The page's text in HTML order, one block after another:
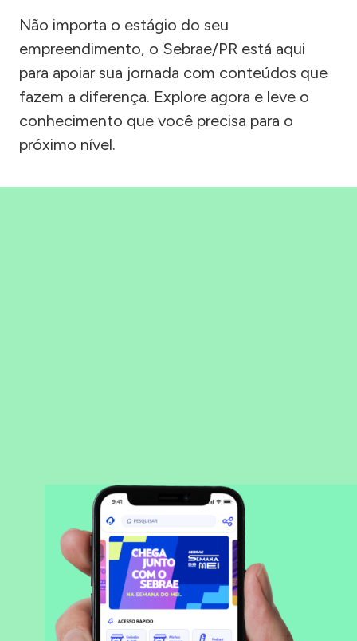
Não importa o estágio do seu
empreendimento, o Sebrae/PR está aqui
para apoiar sua jornada com conteúdos que
fazem a diferença. Explore agora e leve o
conhecimento que você precisa para o
próximo nível.